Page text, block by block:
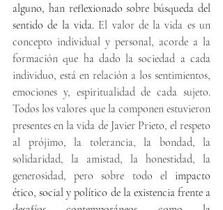
alguno, han reflexionado sobre búsqueda del
sentido de la vida. El valor de la vida es un
concepto individual y personal, acorde a la
formación que ha dado la sociedad a cada
individuo, está en relación a los sentimientos,
emociones y, espiritualidad de cada sujeto.
Todos los valores que la componen estuvieron
presentes en la vida de Javier Prieto, el respeto
al prójimo, la tolerancia, la bondad, la
solidaridad, la amistad, la honestidad, la
generosidad, pero sobre todo el impacto
ético, social y político de la existencia frente a